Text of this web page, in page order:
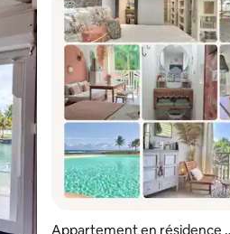
Appartement en résidence ⋅